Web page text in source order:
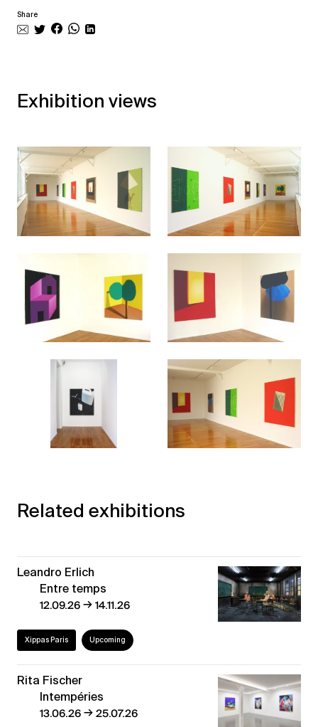
Share
Exhibition views
Related exhibitions
Leandro Erlich
Entre temps
12.09.26→14.11.26
Xippas Paris Upcoming
Rita Fischer
Intempéries
13.06.26→25.07.26